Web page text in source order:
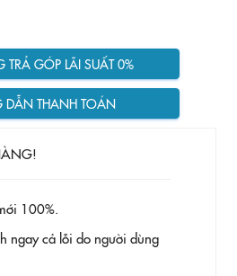
TRẢ GÓP LÃI SUẤT 0%
DẪN THANH TOÁN
100%.
ngay cả lỗi do người dùng